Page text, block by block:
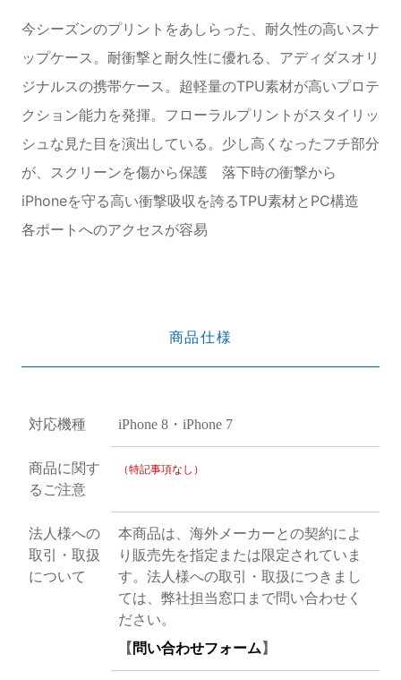
今シーズンのプリントをあしらった、耐久性の高いスナ
ップケース。耐衝撃と耐久性に優れる、アディダスオリ
ジナルスの携帯ケース。超軽量のTPU素材が高いプロテ
クション能力を発揮。フローラルプリントがスタイリッ
シュな見た目を演出している。少し高くなったフチ部分
が、スクリーンを傷から保護 落下時の衝撃から
iPhoneを守る高い衝撃吸収を誇るTPU素材とPC構造
各ポートへのアクセスが容易
商品仕様
対応機種 iPhone 8・iPhone 7
商品に関す
るご注意
（特記事項なし）
法人様への
取引・取扱
について
本商品は、海外メーカーとの契約によ
り販売先を指定または限定されていま
す。法人様への取引・取扱につきまし
ては、弊社担当窓口まで問い合わせく
ださい。
【 問い合わせフォーム 】